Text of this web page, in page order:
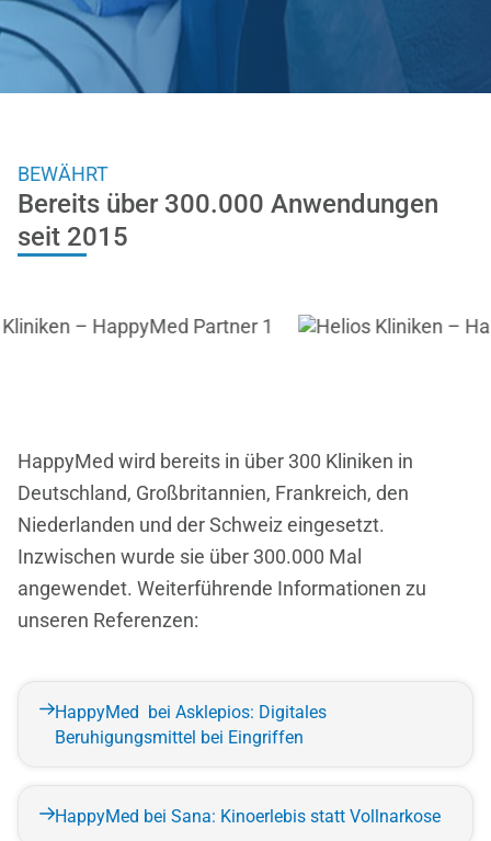
BEWÄHRT
Bereits über 300.000 Anwendungen
seit 2015
HappyMed wird bereits in über 300 Kliniken in
Deutschland, Großbritannien, Frankreich, den
Niederlanden und der Schweiz eingesetzt.
Inzwischen wurde sie über 300.000 Mal
angewendet. Weiterführende Informationen zu
unseren Referenzen:
HappyMed bei Asklepios: Digitales
Beruhigungsmittel bei Eingriffen
HappyMed bei Sana: Kinoerlebis statt Vollnarkose